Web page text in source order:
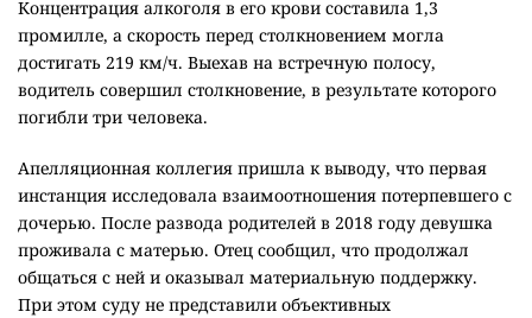
Концентрация алкоголя в его крови составила 1,3
промилле, а скорость перед столкновением могла
достигать 219 км/ч. Выехав на встречную полосу,
водитель совершил столкновение, в результате которого
погибли три человека.
Апелляционная коллегия пришла к выводу, что первая
инстанция исследовала взаимоотношения потерпевшего с
дочерью. После развода родителей в 2018 году девушка
проживала с матерью. Отец сообщил, что продолжал
общаться с ней и оказывал материальную поддержку.
При этом суду не представили объективных